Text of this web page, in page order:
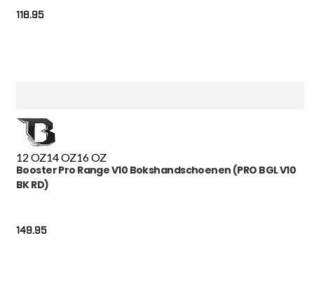
118.95
12 OZ14 OZ16 OZ
Booster Pro Range V10 Bokshandschoenen (PRO BGL V10
BK RD)
149.95